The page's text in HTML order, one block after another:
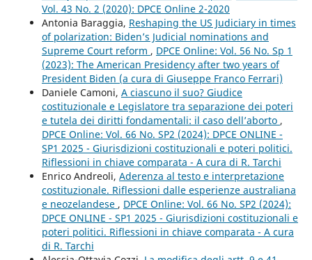
Vol. 43 No. 2 (2020): DPCE Online 2-2020
Antonia Baraggia, Reshaping the US Judiciary in times
of polarization: Biden’s Judicial nominations and
Supreme Court reform , DPCE Online: Vol. 56 No. Sp 1
(2023): The American Presidency after two years of
President Biden (a cura di Giuseppe Franco Ferrari)
Daniele Camoni, A ciascuno il suo? Giudice
costituzionale e Legislatore tra separazione dei poteri
e tutela dei diritti fondamentali: il caso dell’aborto ,
DPCE Online: Vol. 66 No. SP2 (2024): DPCE ONLINE -
SP1 2025 - Giurisdizioni costituzionali e poteri politici.
Riflessioni in chiave comparata - A cura di R. Tarchi
Enrico Andreoli, Aderenza al testo e interpretazione
costituzionale. Riflessioni dalle esperienze australiana
e neozelandese , DPCE Online: Vol. 66 No. SP2 (2024):
DPCE ONLINE - SP1 2025 - Giurisdizioni costituzionali e
poteri politici. Riflessioni in chiave comparata - A cura
di R. Tarchi